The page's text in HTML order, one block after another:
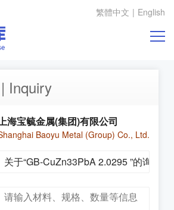
繁體中文 | English
Inquiry
海宝毓金属(集团)有限公司
Baoyu Metal (Group) Co., Ltd.